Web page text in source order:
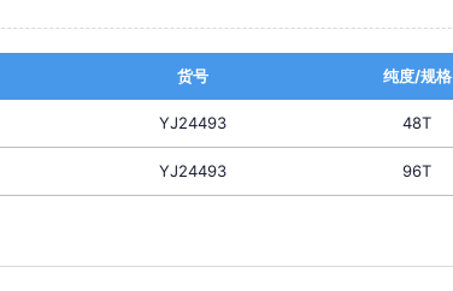
货号 纯度/规格
YJ24493 48T
YJ24493 96T